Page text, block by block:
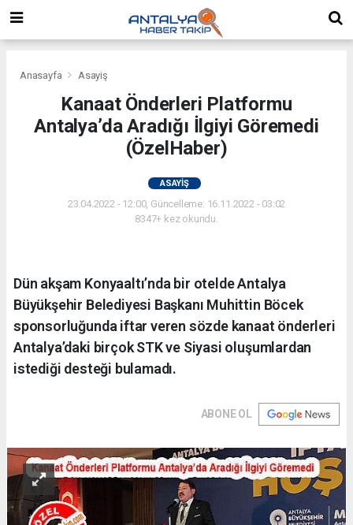
Anasayfa Asayiş
Kanaat Önderleri Platformu
Antalya’da Aradığı İlgiyi Göremedi
(ÖzelHaber)
ASAYIŞ
23.04.2022 - 12:00, Güncelleme: 16.11.2022 - 03:02
8347+ kez okundu.
Dün akşam Konyaaltı’nda bir otelde Antalya
Büyükşehir Belediyesi Başkanı Muhittin Böcek
sponsorluğunda iftar veren sözde kanaat önderleri
Antalya’daki birçok STK ve Siyasi oluşumlardan
istediği desteği bulamadı.
ABONE OL